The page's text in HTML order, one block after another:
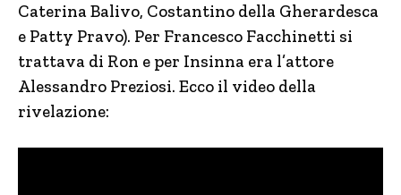
Caterina Balivo, Costantino della Gherardesca
e Patty Pravo). Per Francesco Facchinetti si
trattava di Ron e per Insinna era l’attore
Alessandro Preziosi. Ecco il video della
rivelazione: